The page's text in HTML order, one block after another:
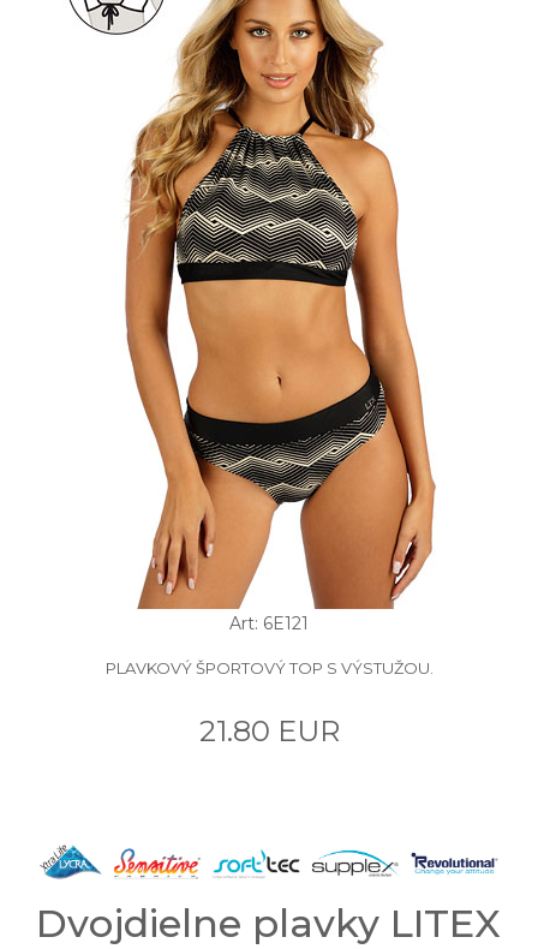
Art: 6E121
PLAVKOVÝ ŠPORTOVÝ TOP S VÝSTUŽOU.
21.80 EUR
Dvojdielne plavky LITEX